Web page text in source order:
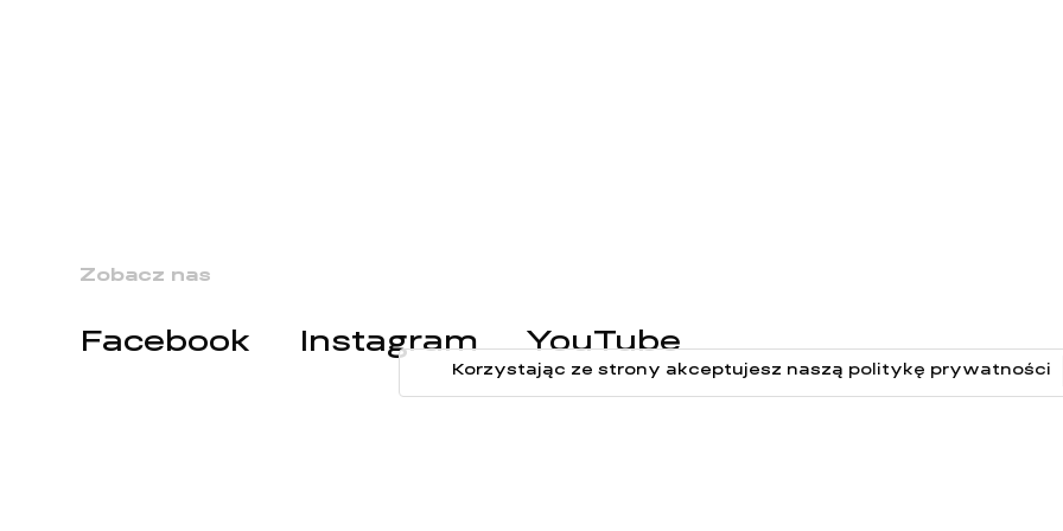
Zobacz nas
Facebook Instagram YouTube
Korzystając ze strony akceptujesz naszą politykę prywatności